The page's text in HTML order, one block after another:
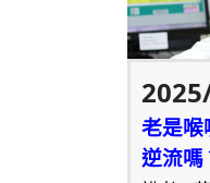
老是喉
逆流嗎